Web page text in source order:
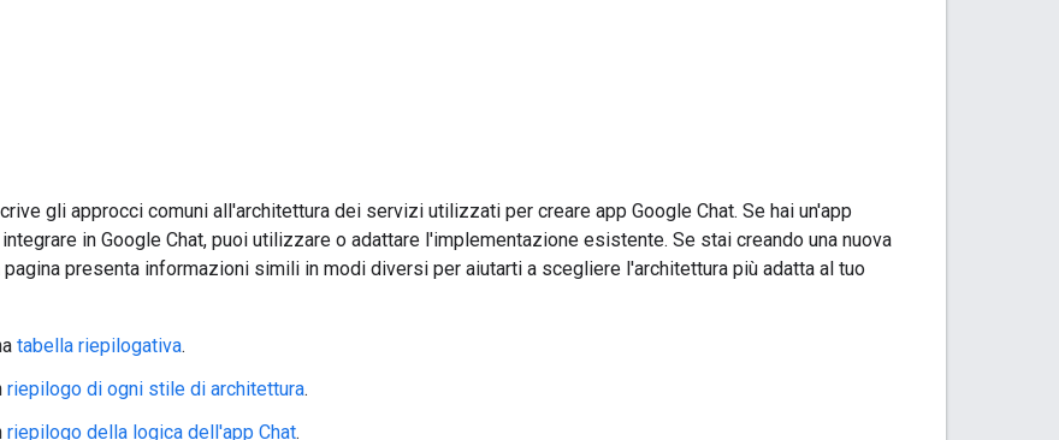
gli approcci comuni all'architettura dei servizi utilizzati per creare app Google Chat. Se hai un'app
integrare in Google Chat, puoi utilizzare o adattare l'implementazione esistente. Se stai creando una nuova
pagina presenta informazioni simili in modi diversi per aiutarti a scegliere l'architettura più adatta al tuo
tabella riepilogativa.
riepilogo di ogni stile di architettura.
riepilogo della logica dell'app Chat.